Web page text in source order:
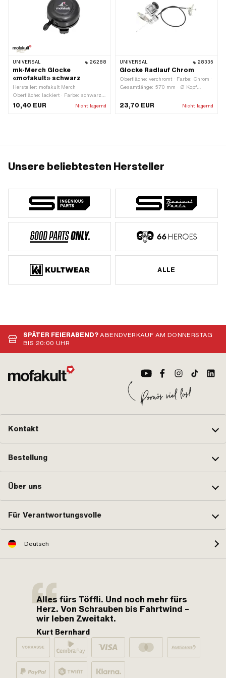
UNIVERSAL 26288
mk-Merch Glocke
«mofakult» schwarz
Hersteller: mofakult Merch ·
Oberfläche: lackiert · Farbe: schwarz ·
Höhe: 30 mm · Ø Kopf aussen: 55 mm
10,40 EUR Nicht lagernd
UNIVERSAL 28335
Glocke Radlauf Chrom
Oberfläche: verchromt · Farbe: Chrom ·
Gesamtlänge: 570 mm · Ø Kopf
23,70 EUR Nicht lagernd
Unsere beliebtesten Hersteller
ALLE
SPÄTER FEIERABEND?ABENDVERKAUF AM DONNERSTAG
BIS 20:00 UHR
Kontakt
Bestellung
Über uns
Für Verantwortungsvolle
Deutsch
Alles fürs Töffli. Und noch mehr fürs
Herz. Von Schrauben bis Fahrtwind –
wir leben Zweitakt.
Kurt Bernhard